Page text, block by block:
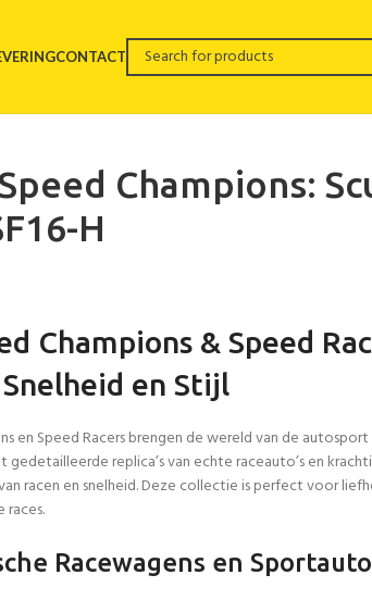
CONTACT
Champions:
H
Champions & Speed
Snelheid en Stijl
en Speed Racers brengen de wereld van de
replica’s van echte raceauto’s en
racen en snelheid. Deze collectie is perfect voor
races.
Racewagens en